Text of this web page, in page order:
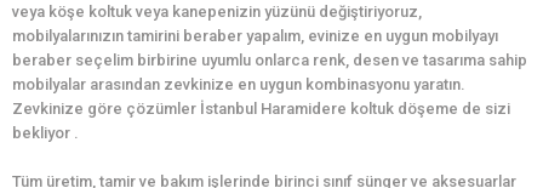
veya köşe koltuk veya kanepenizin yüzünü değiştiriyoruz,
mobilyalarınızın tamirini beraber yapalım, evinize en uygun mobilyayı
beraber seçelim birbirine uyumlu onlarca renk, desen ve tasarıma sahip
mobilyalar arasından zevkinize en uygun kombinasyonu yaratın.
Zevkinize göre çözümler İstanbul Haramidere koltuk döşeme de sizi
bekliyor .
Tüm üretim, tamir ve bakım işlerinde birinci sınıf sünger ve aksesuarlar